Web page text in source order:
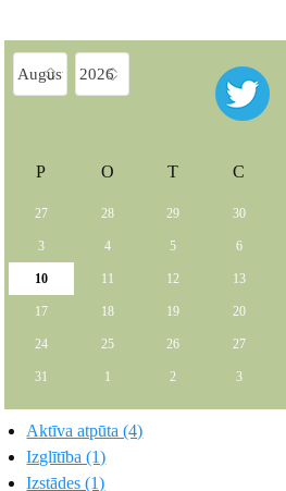
P O T C
27 28 29 30
3 4 5 6
10 11 12 13
17 18 19 20
24 25 26 27
31 1 2 3
Aktīva atpūta (4)
Izglītība (1)
Izstādes (1)